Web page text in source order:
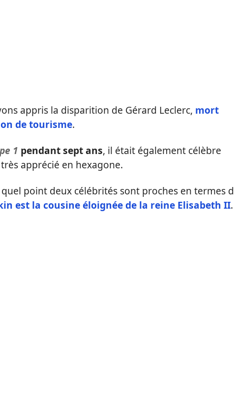
appris la disparition de Gérard Leclerc, mort
de tourisme.
1 pendant sept ans, il était également célèbre
apprécié en hexagone.
point deux célébrités sont proches en termes
est la cousine éloignée de la reine Elisabeth II.